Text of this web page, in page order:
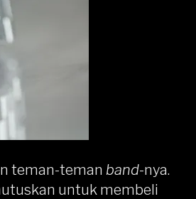
teman-teman band-nya.
untuk membeli